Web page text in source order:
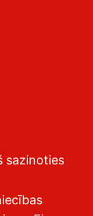
sazinoties